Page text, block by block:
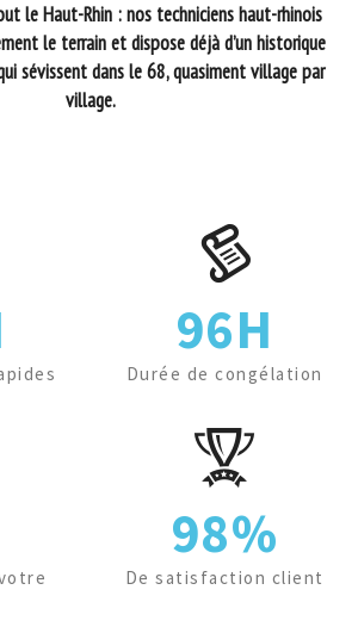
le Haut-Rhin : nos techniciens haut-rhinois
le terrain et dispose déjà d’un historique
sévissent dans le 68, quasiment village par
village.
96H
Durée de congélation
98%
De satisfaction client